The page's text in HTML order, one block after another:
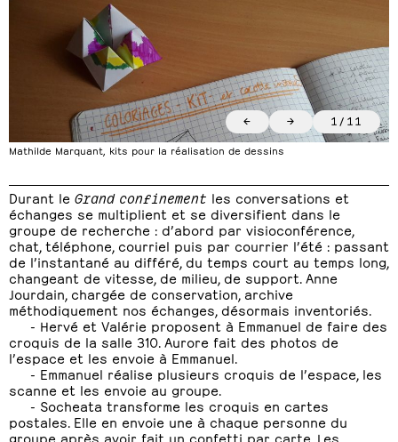
Durant le Grand confinement les conversations et
échanges se multiplient et se diversifient dans le
groupe de recherche : d’abord par visioconférence,
chat, téléphone, courriel puis par courrier l’été : passant
de l’instantané au différé, du temps court au temps long,
changeant de vitesse, de milieu, de support. Anne
Jourdain, chargée de conservation, archive
méthodiquement nos échanges, désormais inventoriés.
- Hervé et Valérie proposent à Emmanuel de faire des
croquis de la salle 310. Aurore fait des photos de
l’espace et les envoie à Emmanuel.
- Emmanuel réalise plusieurs croquis de l’espace, les
scanne et les envoie au groupe.
- Socheata transforme les croquis en cartes
postales. Elle en envoie une à chaque personne du
groupe après avoir fait un confetti par carte. Les
← → 1 / 11
Mathilde Marquant, kits pour la réalisation de dessins